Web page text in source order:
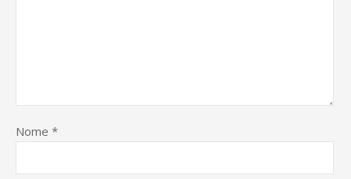
Nome *